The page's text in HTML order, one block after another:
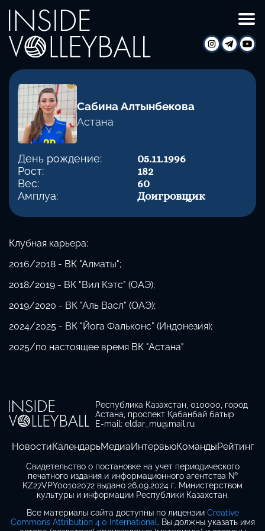
Сабина Алтынбекова
Астана
День рождение:
05.11.1996
Рост:
182
Вес:
60
Амплуа:
Доигровщик
Клубная карьера:
2016/2018 - ВК "Алматы";
2018/2019 - ВК "Вил Кэтс" (ОАЭ);
2019/2020 - ВК "Аль Васл" (ОАЭ);
2024/2025 - ВК "Йога Фальконс" (Индонезия);
2025/по настоящее время ВК "Астана"
Республика Казахстан, 010000, город
Астана, проспект Қабанбай батыр
E-mail: eldar_mu@mail.ru
НовостиКалендарьМедиаИнтервьюКомандыРейтинг
Свидетельство о постановке на учет периодического
печатного издания и информационного агентства №
KZ27VPY00102072 выдано 26.09.2024 г. Министерством
культуры и информации Республики Казахстан.
Все материалы сайта доступны по лицензии Creative
Commons Attribution 4.0 International . Вы должны указать имя